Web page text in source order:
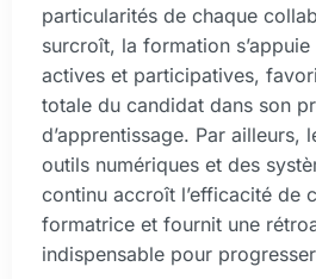
particularités de chaque
surcroît, la formation
actives et participatives,
totale du candidat dans son
d’apprentissage. Par ailleurs,
outils numériques et des
continu accroît l’efficacité de
formatrice et fournit une
indispensable pour